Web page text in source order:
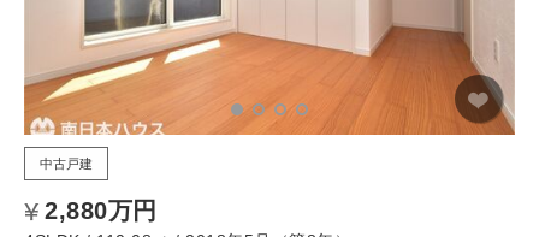
中古戸建
2,880万円